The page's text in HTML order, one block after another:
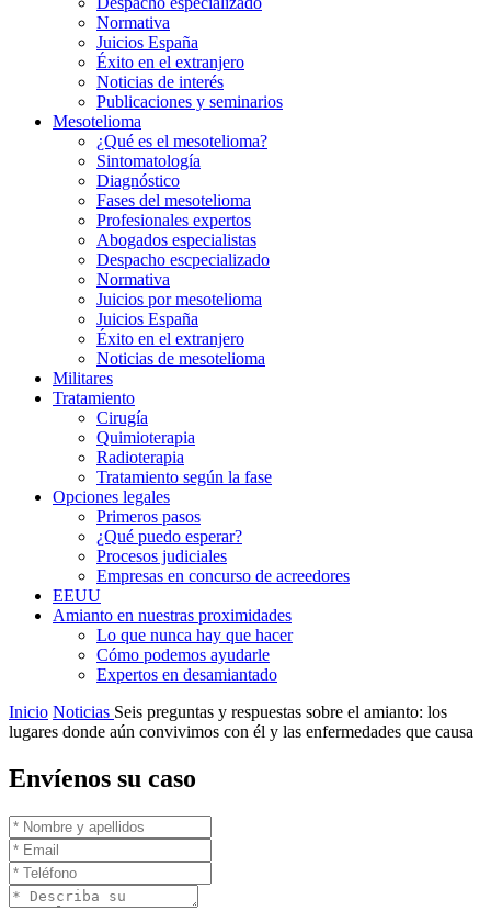
Normativa
Juicios España
Éxito en el extranjero
Noticias de interés
Publicaciones y seminarios
Mesotelioma
¿Qué es el mesotelioma?
Sintomatología
Diagnóstico
Fases del mesotelioma
Profesionales expertos
Abogados especialistas
Despacho escpecializado
Normativa
Juicios por mesotelioma
Juicios España
Éxito en el extranjero
Noticias de mesotelioma
Militares
Tratamiento
Cirugía
Quimioterapia
Radioterapia
Tratamiento según la fase
Opciones legales
Primeros pasos
¿Qué puedo esperar?
Procesos judiciales
Empresas en concurso de acreedores
EEUU
Amianto en nuestras proximidades
Lo que nunca hay que hacer
Cómo podemos ayudarle
Expertos en desamiantado
Inicio Noticias Seis preguntas y respuestas sobre el amianto: los
lugares donde aún convivimos con él y las enfermedades que causa
Envíenos su caso